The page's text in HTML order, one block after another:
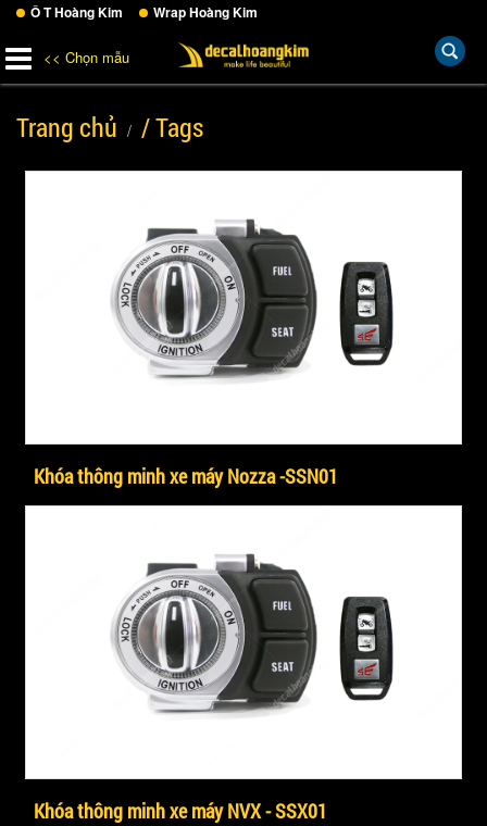
Ô T Hoàng Kim Wrap Hoàng Kim
<< Chọn mẫu
Trang chủ / Tags
Khóa thông minh xe máy Nozza -SSN01
Khóa thông minh xe máy NVX - SSX01